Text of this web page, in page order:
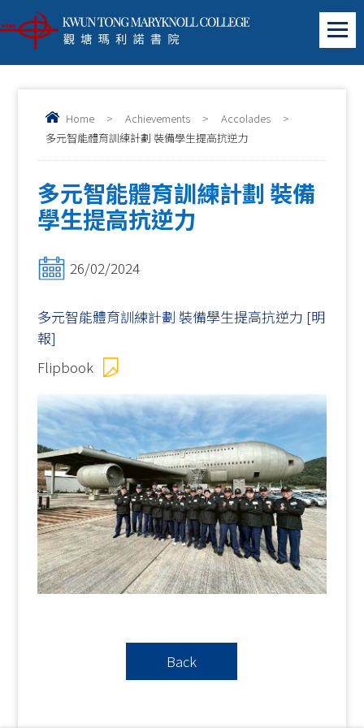
Home > Achievements > Accolades
>
多元智能體育訓練計劃 裝備學生提高抗逆力
多元智能體育訓練計劃 裝備
學生提高抗逆力
26/02/2024
多元智能體育訓練計劃 裝備學生提高抗逆力 [明
報]
Flipbook
Back